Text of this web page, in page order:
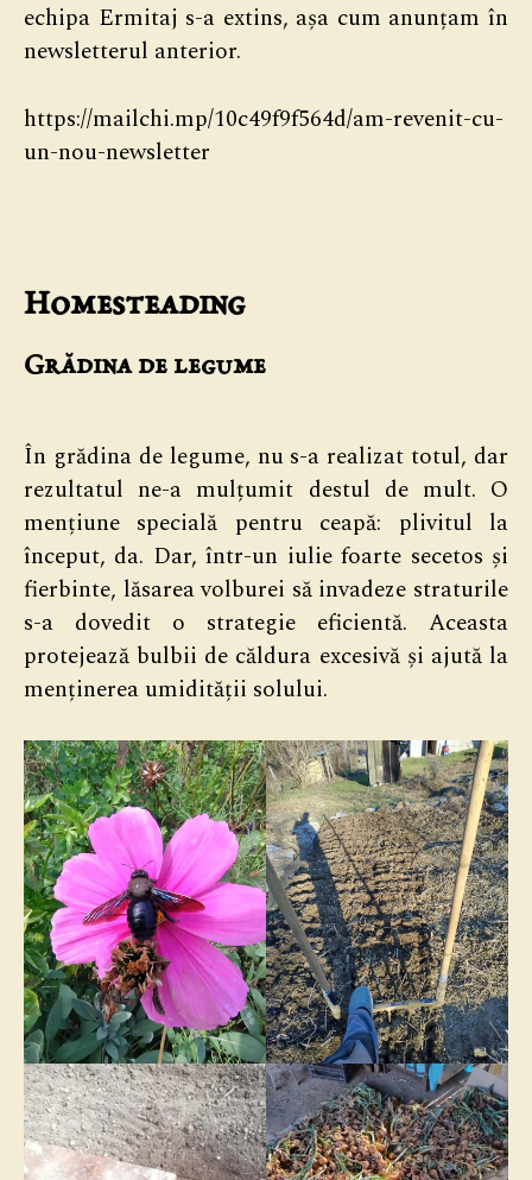
echipa Ermitaj s-a extins, așa cum anunțam în
newsletterul anterior.
https://mailchi.mp/10c49f9f564d/am-revenit-cu-
un-nou-newsletter
Homesteading
Grădina de legume
În grădina de legume, nu s-a realizat totul, dar
rezultatul ne-a mulțumit destul de mult. O
mențiune specială pentru ceapă: plivitul la
început, da. Dar, într-un iulie foarte secetos și
fierbinte, lăsarea volburei să invadeze straturile
s-a dovedit o strategie eficientă. Aceasta
protejează bulbii de căldura excesivă și ajută la
menținerea umidității solului.